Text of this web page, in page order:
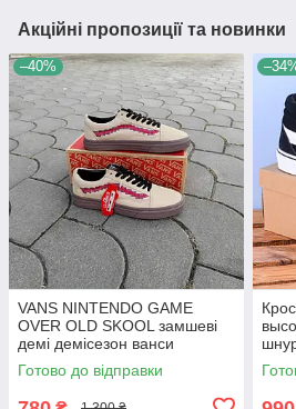
Акційні пропозиції та новинки
–40%
VANS NINTENDO GAME
OVER OLD SKOOL замшеві
демі демісезон ванси
нінтендо бежеві сірі
Готово до відправки